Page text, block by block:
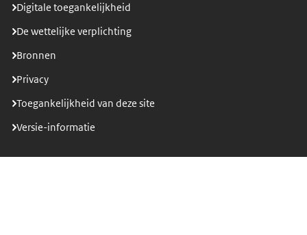
Digitale toegankelijkheid
De wettelijke verplichting
Bronnen
Privacy
Toegankelijkheid van deze site
Versie-informatie